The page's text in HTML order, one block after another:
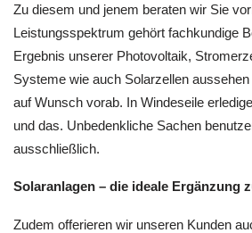
Zu diesem und jenem beraten wir Sie
Leistungsspektrum gehört fachkundige
Ergebnis unserer Photovoltaik,
Systeme wie auch Solarzellen
auf Wunsch vorab. In Windeseile
und das. Unbedenkliche Sachen
ausschließlich.
Solaranlagen – die ideale Ergänzung
Zudem offerieren wir unseren Kunden